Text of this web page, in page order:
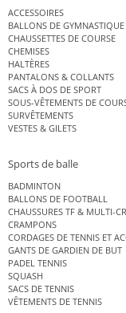
ACCESSOIRES
BALLONS DE GYMNASTIQUE
CHAUSSETTES DE COURSE
CHEMISES
HALTÈRES
PANTALONS & COLLANTS
SACS À DOS DE SPORT
SOUS-VÊTEMENTS DE
SURVÊTEMENTS
VESTES & GILETS
Sports de balle
BADMINTON
BALLONS DE FOOTBALL
CHAUSSURES TF & MULTI-
CRAMPONS
CORDAGES DE TENNIS ET
GANTS DE GARDIEN DE BUT
PADEL TENNIS
SQUASH
SACS DE TENNIS
VÊTEMENTS DE TENNIS